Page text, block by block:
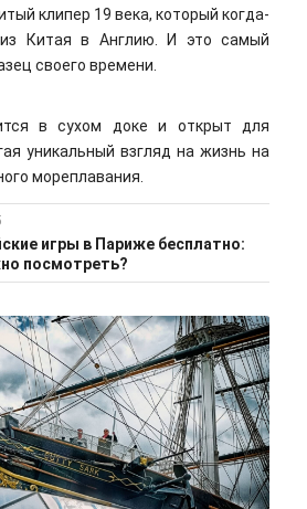
клипер 19 века, который когда-
Китая в Англию. И это самый
своего времени.
в сухом доке и открыт для
уникальный взгляд на жизнь на
мореплавания.
игры в Париже бесплатно:
посмотреть?